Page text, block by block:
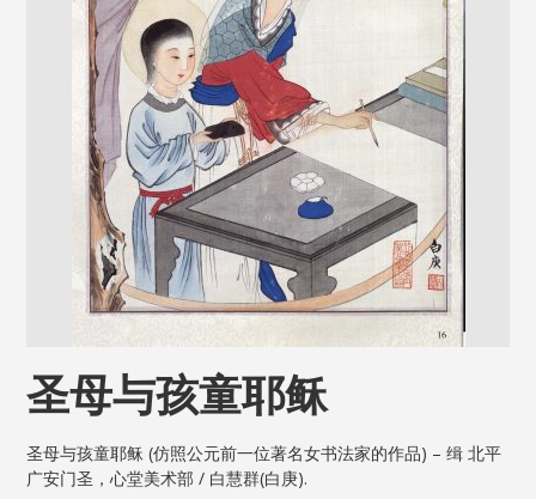
圣母与孩童耶稣
圣母与孩童耶稣 (仿照公元前一位著名女书法家的作品) – 缉 北平
广安门圣，心堂美术部 / 白慧群(白庚).